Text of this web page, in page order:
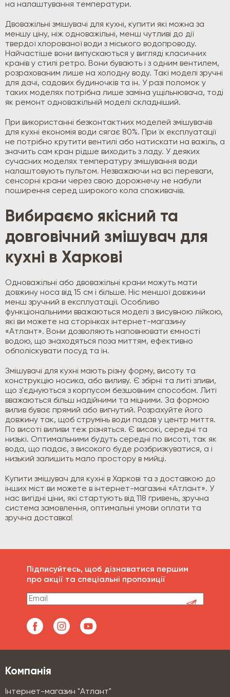
на налаштування температури.
Двоважільні змішувачі для кухні, купити які можна за
меншу ціну, ніж одноважільні, менш чутливі до дії
твердої хлорованої води з міського водопроводу.
Найчастіше вони випускаються у вигляді класичних
кранів у стилі ретро. Вони бувають і з одним вентилем,
розрахованим лише на холодну воду. Такі моделі зручні
для дачі, садових будиночків та ін. У разі поломок у
таких моделях потрібна лише заміна ущільнювача, тоді
як ремонт одноважільній моделі складніший.
При використанні безконтактних моделей змішувачів
для кухні економія води сягає 80%. При їх експлуатації
не потрібно крутити вентилі або натискати на важіль, а
значить сам кран рідше виходить з ладу. У деяких
сучасних моделях температуру змішування води
налаштовують пультом. Незважаючи на всі переваги,
сенсорні крани через свою дорожнечу не набули
поширення серед широкого кола споживачів.
Вибираємо якісний та
довговічний змішувач для
кухні в Харкові
Одноважільні або двоважільні крани можуть мати
довжину носа від 15 см і більше. Ніс меншої довжини
менш зручний в експлуатації. Особливо
функціональними вважаються моделі з висувною лійкою,
які ви можете на сторінках інтернет-магазину
«Атлант». Вони дозволяють наповнювати ємності
водою, що знаходяться поза миттям, ефективно
обполіскувати посуд та ін.
Змішувачі для кухні мають різну форму, висоту та
конструкцію носика, або виливу. Є збірні та литі зливи,
що з'єднуються з корпусом безшовним способом. Литі
вважаються більш надійними та міцними. За формою
вилив буває прямий або вигнутий. Розрахуйте його
довжину так, щоб струмінь води падав у центр миття.
По висоті виливи теж різняться. Є високі, середні та
низькі. Оптимальними будуть середні по висоті, так як
вода, що падає, з високого буде розбризкуватися, а і
низький залишить мало простору в мийці.
Купити змішувач для кухні в Харкові та з доставкою до
інших міст ви можете в інтернет-магазині «Атлант». У
нас вигідні ціни, які стартують від 118 гривень, зручна
система замовлення, оптимальні умови оплати та
зручна доставка!
Підписуйтесь, щоб дізнаватися першим
про акції та спеціальні пропозиції
Компанія
Інтернет-магазин "Атлант"